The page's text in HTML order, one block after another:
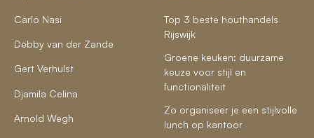
Carlo Nasi
Debby van der Zande
Gert Verhulst
Djamila Celina
Arnold Wegh
Top 3 beste houthandels
Rijswijk
Groene keuken: duurzame
keuze voor stijl en
functionaliteit
Zo organiseer je een stijlvolle
lunch op kantoor